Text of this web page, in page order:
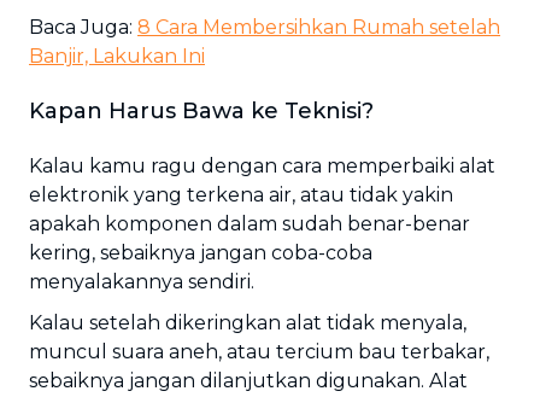
Baca Juga: 8 Cara Membersihkan Rumah setelah
Banjir, Lakukan Ini
Kapan Harus Bawa ke Teknisi?
Kalau kamu ragu dengan cara memperbaiki alat
elektronik yang terkena air, atau tidak yakin
apakah komponen dalam sudah benar-benar
kering, sebaiknya jangan coba-coba
menyalakannya sendiri.
Kalau setelah dikeringkan alat tidak menyala,
muncul suara aneh, atau tercium bau terbakar,
sebaiknya jangan dilanjutkan digunakan. Alat